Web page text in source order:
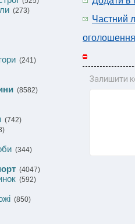
(273)
(241)
(8582)
(742)
(344)
(4047)
(592)
(850)
Частний
оголошення
Залишити